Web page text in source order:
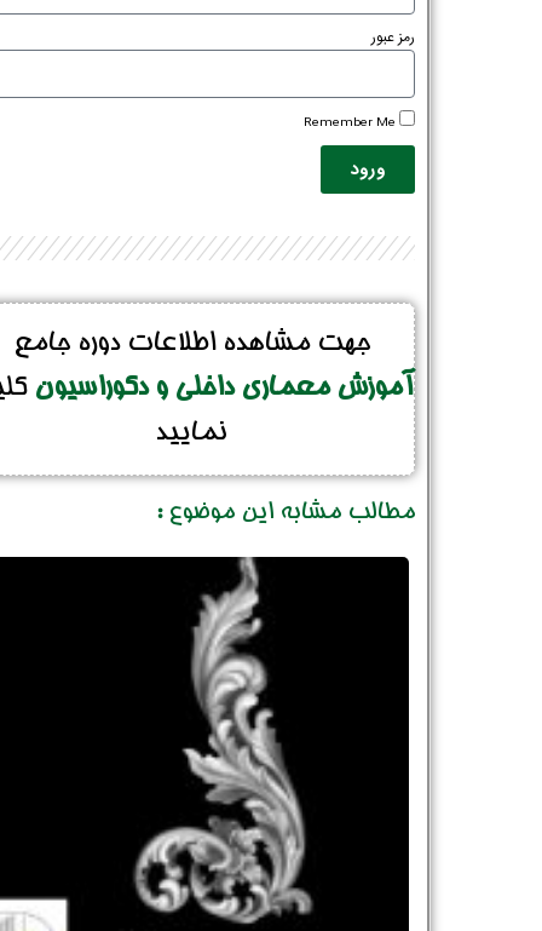
رمز عبور
Remember Me
ورود
جهت مشاهده اطلاعات دوره جامع
آموزش معماری داخلی و دکوراسیون
نمایید
مطالب مشابه این موضوع :